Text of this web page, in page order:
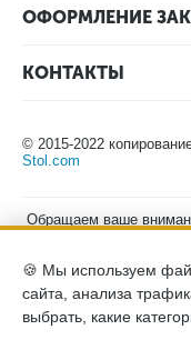
ОФОРМЛЕНИЕ
КОНТАКТЫ
© 2015-2022
Stol.com
Обращаем ваше
положениями Статьи
Федерации. Для
стоимости
🍪 Мы используем
сайта, анализа
выбрать, какие